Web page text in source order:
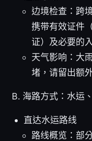
边境检查：跨
携带有效证件
证）及必要的
天气影响：大
堵，请留出额
B. 海路方式：水运
直达水运路线
路线概览：部